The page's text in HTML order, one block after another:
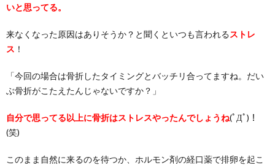
いと思ってる。
来なくなった原因はありそうか？と聞くといつも言われるストレ
ス ！
「今回の場合は骨折したタイミングとバッチリ合ってますね。だい
ぶ骨折がこたえたんじゃないですか？」
自分で思ってる以上に骨折はストレスやったんでしょうね(ﾟДﾟ)！
(笑)
このまま自然に来るのを待つか、ホルモン剤の経口薬で排卵を起こ